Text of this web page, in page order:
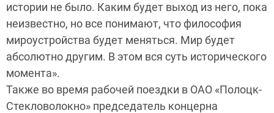
истории не было. Каким будет выход из него, пока
неизвестно, но все понимают, что философия
мироустройства будет меняться. Мир будет
абсолютно другим. В этом вся суть исторического
момента».
Также во время рабочей поездки в ОАО «Полоцк-
Стекловолокно» председатель концерна